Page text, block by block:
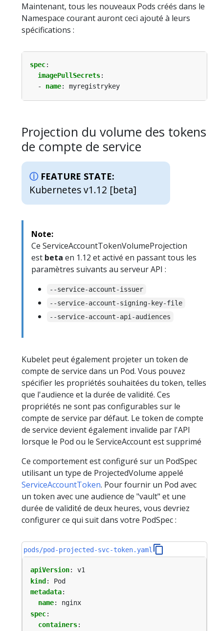
Maintenant, tous les nouveaux Pods créés dans le
Namespace courant auront ceci ajouté à leurs
spécifications :
spec:
imagePullSecrets:
- name: myregistrykey
Projection du volume des tokens
de compte de service
FEATURE STATE:
Kubernetes v1.12 [beta]
Note:
Ce ServiceAccountTokenVolumeProjection
est beta en 1.12 et activé en passant tous les
paramètres suivants au serveur API :
--service-account-issuer
--service-account-signing-key-file
--service-account-api-audiences
Kubelet peut également projeter un token de
compte de service dans un Pod. Vous pouvez
spécifier les propriétés souhaitées du token, telles
que l'audience et la durée de validité. Ces
propriétés ne sont pas configurables sur le
compte de service par défaut. Le token de compte
de service devient également invalide par l'API
lorsque le Pod ou le ServiceAccount est supprimé
Ce comportement est configuré sur un PodSpec
utilisant un type de ProjectedVolume appelé
ServiceAccountToken. Pour fournir un Pod avec
un token avec une audience de "vault" et une
durée de validité de deux heures, vous devriez
configurer ce qui suit dans votre PodSpec :
pods/pod-projected-svc-token.yaml
apiVersion:
v1
kind :
Pod
metadata:
name:
nginx
spec:
containers: